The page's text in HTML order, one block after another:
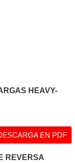
HEAVY-
EN PDF
REVERSA